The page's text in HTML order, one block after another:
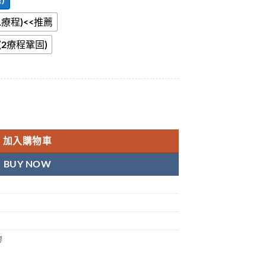
程)<<推薦
療程鞏固)
加入購物車
BUY NOW